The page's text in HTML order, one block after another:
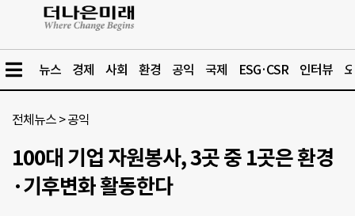
뉴스 경제 사회 환경 공익 국제 ESG·CSR 인터뷰
전체뉴스 >공익
100대 기업 자원봉사, 3곳 중 1곳은 환경
·기후변화 활동한다